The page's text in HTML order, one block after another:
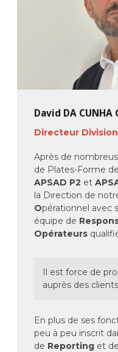
David DA CUNHA
Directeur
Après de
de Plates-Forme
APSAD P2 et
la Direction de
Opérationnel avec
équipe de
Opérateurs
Il est force de
auprès des
En plus de ses
peu à peu inscrit
de Reporting et de